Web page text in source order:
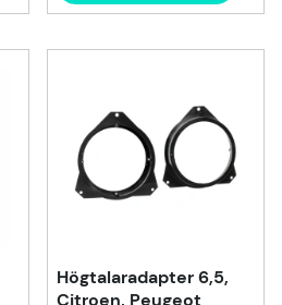
Högtalaradapter 6,5,
Citroen, Peugeot